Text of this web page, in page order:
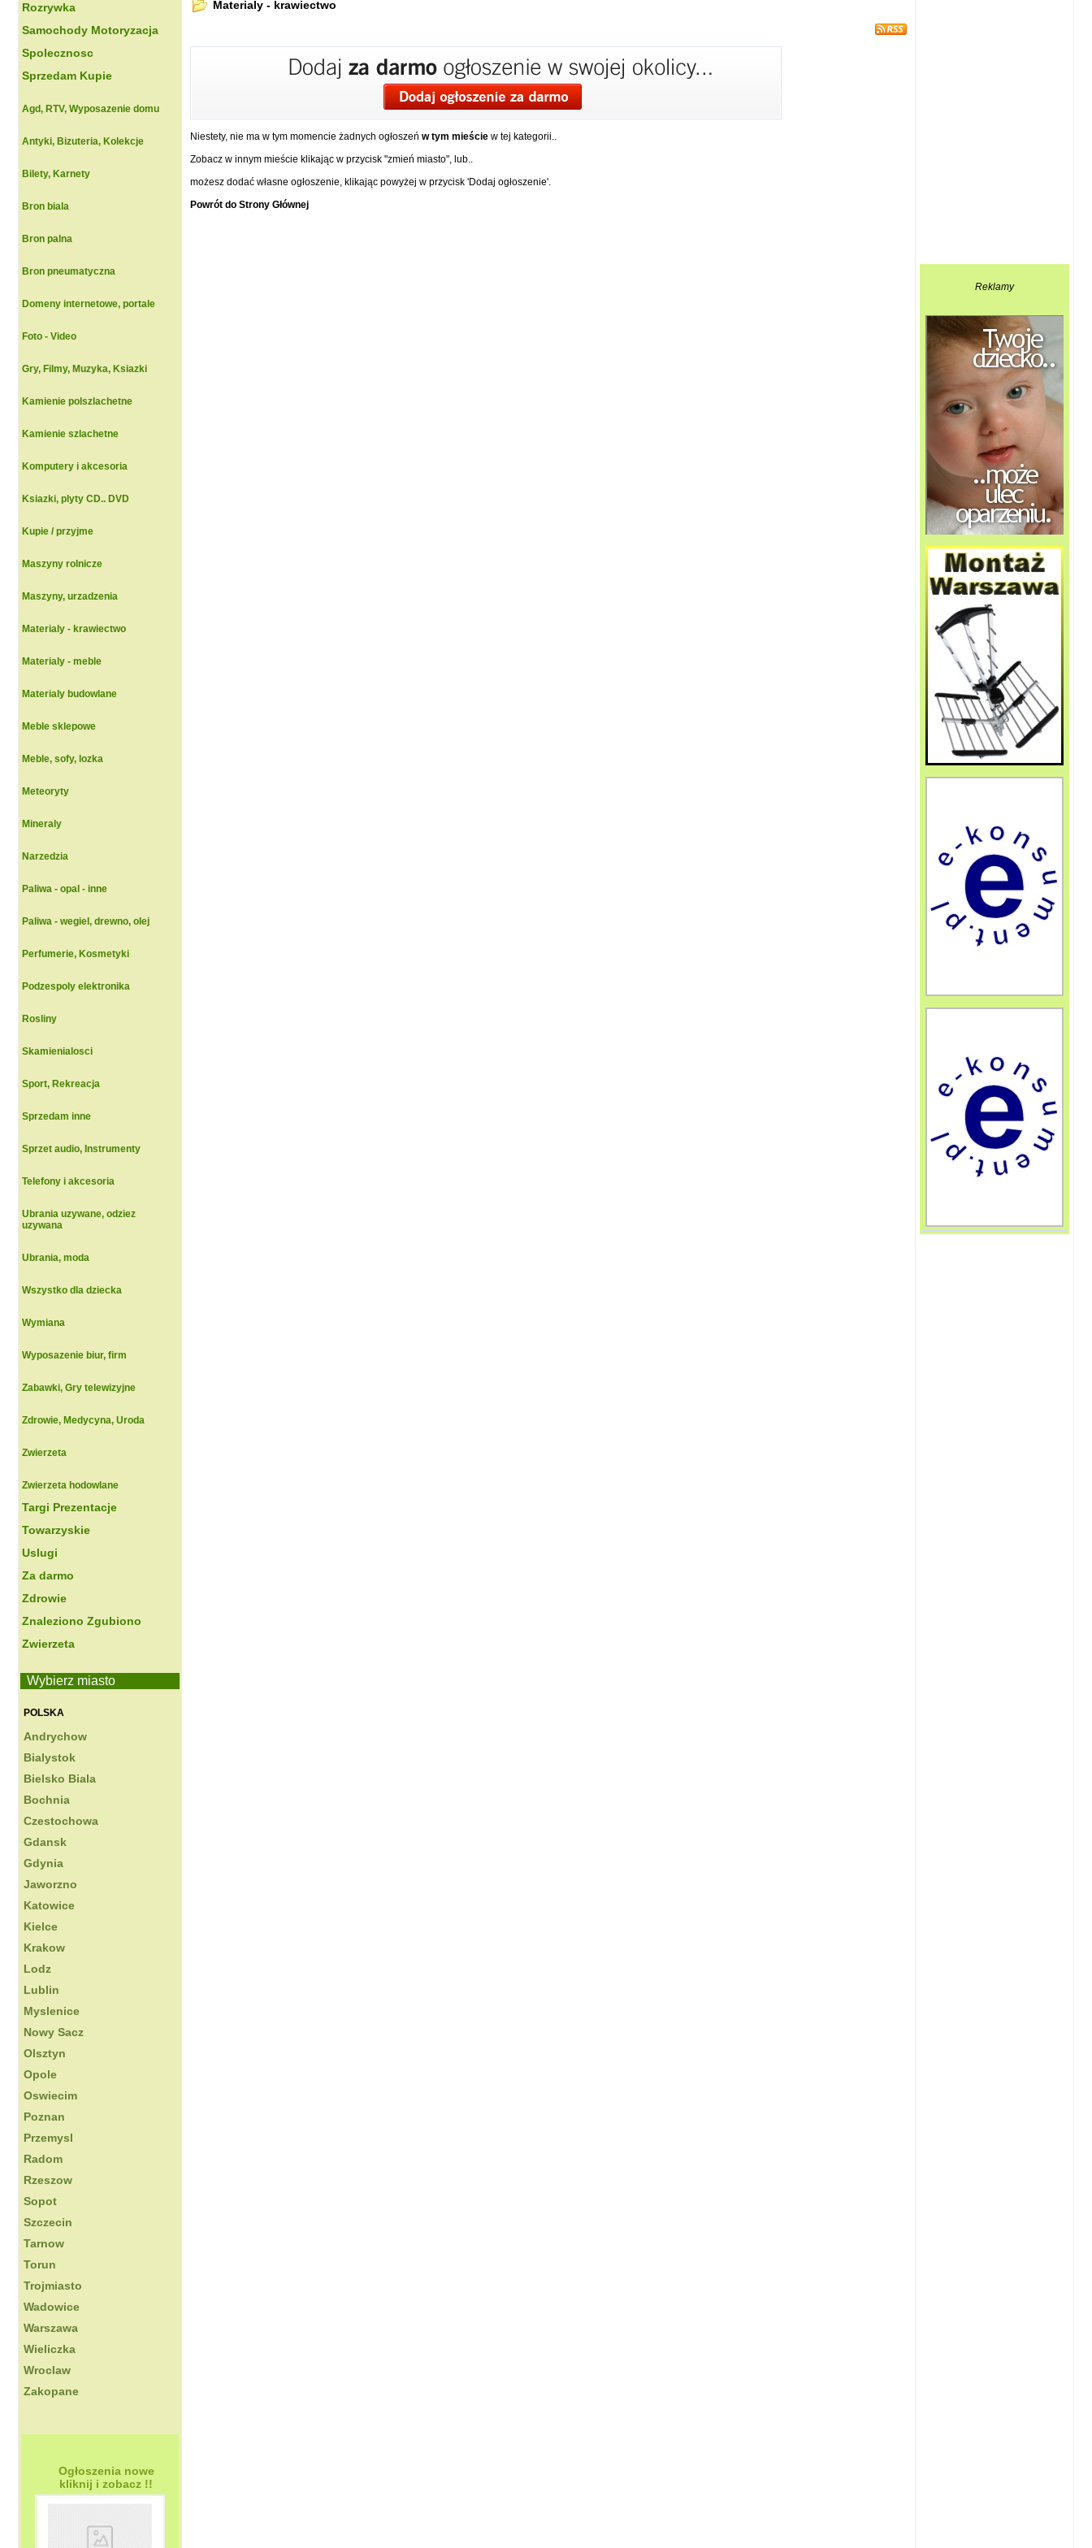
Rozrywka
Samochody Motoryzacja
Spolecznosc
Sprzedam Kupie
Agd, RTV, Wyposazenie domu
Antyki, Bizuteria, Kolekcje
Bilety, Karnety
Bron biala
Bron palna
Bron pneumatyczna
Domeny internetowe, portale
Foto - Video
Gry, Filmy, Muzyka, Ksiazki
Kamienie polszlachetne
Kamienie szlachetne
Komputery i akcesoria
Ksiazki, plyty CD.. DVD
Kupie / przyjme
Maszyny rolnicze
Maszyny, urzadzenia
Materialy - krawiectwo
Materialy - meble
Materialy budowlane
Meble sklepowe
Meble, sofy, lozka
Meteoryty
Mineraly
Narzedzia
Paliwa - opal - inne
Paliwa - wegiel, drewno, olej
Perfumerie, Kosmetyki
Podzespoly elektronika
Rosliny
Skamienialosci
Sport, Rekreacja
Sprzedam inne
Sprzet audio, Instrumenty
Telefony i akcesoria
Ubrania uzywane, odziez
uzywana
Ubrania, moda
Wszystko dla dziecka
Wymiana
Wyposazenie biur, firm
Zabawki, Gry telewizyjne
Zdrowie, Medycyna, Uroda
Zwierzeta
Zwierzeta hodowlane
Targi Prezentacje
Towarzyskie
Uslugi
Za darmo
Zdrowie
Znaleziono Zgubiono
Zwierzeta
Wybierz miasto
POLSKA
Andrychow
Bialystok
Bielsko Biala
Bochnia
Czestochowa
Gdansk
Gdynia
Jaworzno
Katowice
Kielce
Krakow
Lodz
Lublin
Myslenice
Nowy Sacz
Olsztyn
Opole
Oswiecim
Poznan
Przemysl
Radom
Rzeszow
Sopot
Szczecin
Tarnow
Torun
Trojmiasto
Wadowice
Warszawa
Wieliczka
Wroclaw
Zakopane
Ogłoszenia nowe
kliknij i zobacz !!
Materialy - krawiectwo
Niestety, nie ma w tym momencie żadnych ogłoszeń w tym mieście w tej kategorii..
Zobacz w innym mieście klikając w przycisk "zmień miasto", lub..
możesz dodać własne ogłoszenie, klikając powyżej w przycisk 'Dodaj ogłoszenie'.
Powrót do Strony Głównej
Reklamy